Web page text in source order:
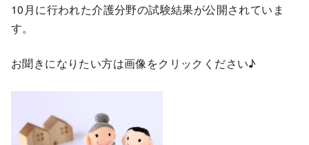
10月に行われた介護分野の試験結果が公開されていま
す。
お聞きになりたい方は画像をクリックください♪